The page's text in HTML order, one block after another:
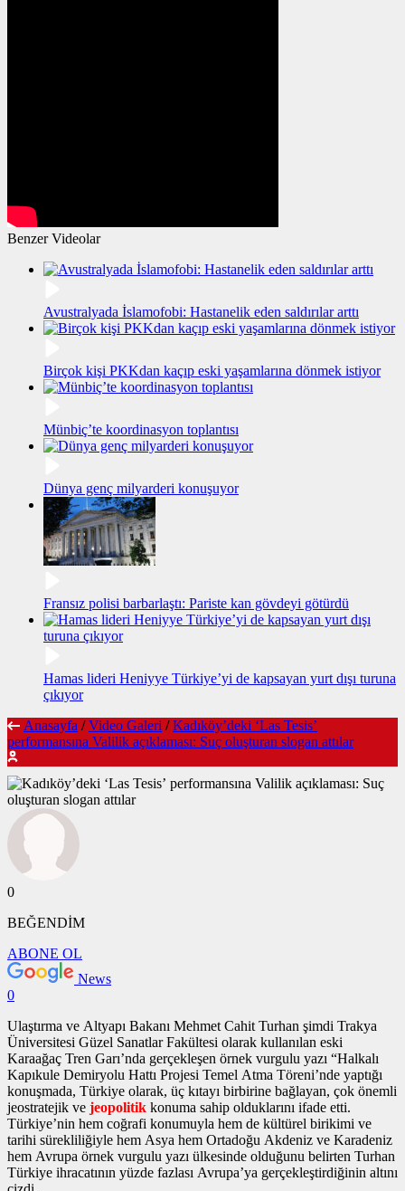
Benzer Videolar
Avustralyada İslamofobi: Hastanelik eden saldırılar arttı
Birçok kişi PKKdan kaçıp eski yaşamlarına dönmek istiyor
Münbiç’te koordinasyon toplantısı
Dünya genç milyarderi konuşuyor
Fransız polisi barbarlaştı: Pariste kan gövdeyi götürdü
Hamas lideri Heniyye Türkiye’yi de kapsayan yurt dışı turuna
çıkıyor
Anasayfa / Video Galeri / Kadıköy’deki ‘Las Tesis’
performansına Valilik açıklaması: Suç oluşturan slogan attılar
0
BEĞENDİM
ABONE OL
News
0
Ulaştırma ve Altyapı Bakanı Mehmet Cahit Turhan şimdi Trakya
Üniversitesi Güzel Sanatlar Fakültesi olarak kullanılan eski
Karaağaç Tren Garı’nda gerçekleşen örnek vurgulu yazı “Halkalı
Kapıkule Demiryolu Hattı Projesi Temel Atma Töreni’nde yaptığı
konuşmada, Türkiye olarak, üç kıtayı birbirine bağlayan, çok önemli
jeostratejik ve jeopolitik konuma sahip olduklarını ifade etti.
Türkiye’nin hem coğrafi konumuyla hem de kültürel birikimi ve
tarihi sürekliliğiyle hem Asya hem Ortadoğu Akdeniz ve Karadeniz
hem Avrupa örnek vurgulu yazı ülkesinde olduğunu belirten Turhan
Türkiye ihracatının yüzde fazlası Avrupa’ya gerçekleştirdiğinin altını